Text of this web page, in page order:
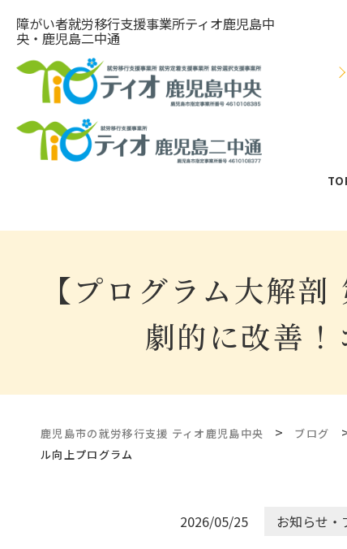
障がい者就労移⾏⽀援事業所ティオ⿅児島中
央・鹿児島二中通
【プログラム大解
劇的に改善
鹿児島市の就労移行支援 ティオ鹿児島中央 > ブログ
ル向上プログラム
2026/05/25 お知らせ・